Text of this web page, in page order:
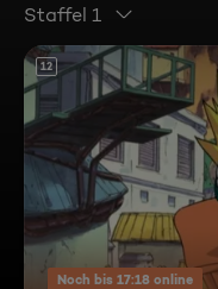
Staffel 1
12
Noch bis 17:18 online